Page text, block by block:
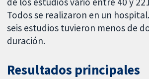
Todos se realizaron en un
seis estudios tuvieron menos de
duración.
Resultados principales